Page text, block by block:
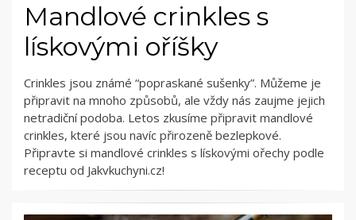
Mandlové crinkles s
lískovými oříšky
Crinkles jsou známé “popraskané sušenky”. Můžeme je
připravit na mnoho způsobů, ale vždy nás zaujme jejich
netradiční podoba. Letos zkusíme připravit mandlové
crinkles, které jsou navíc přirozeně bezlepkové.
Připravte si mandlové crinkles s lískovými ořechy podle
receptu od Jakvkuchyni.cz!